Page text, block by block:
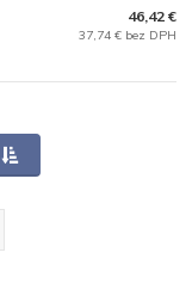
46,42 €
37,74 € bez DPH